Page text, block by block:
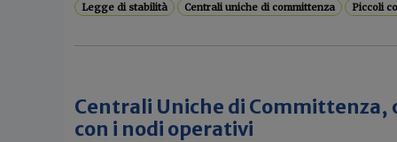
Legge di stabilità Centrali uniche di committenza Piccoli
Centrali Uniche di Committenza,
con i nodi operativi